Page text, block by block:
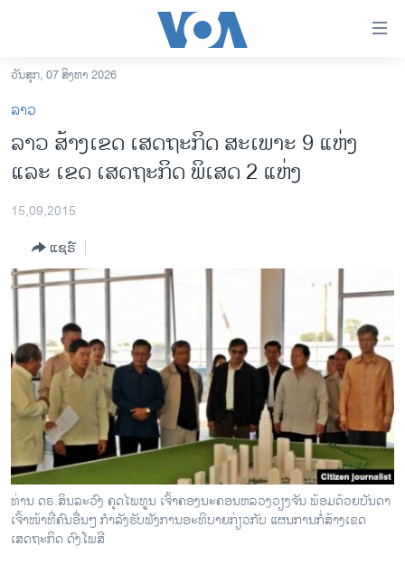
ເຂົ້າ
ຫາ
ຂ້າມ
ຂ້າມ
ຫາ
ຂ່າວ​ຈີນ
ໂລກ
ເອເຊຍ
ອິດສະຫຼະພາບດ້ານການຂ່າວ
ຊີວິດຊາວລາວ
ຊຸມຊົນຊາວລາວ
ວິທະຍາສາດ-ເທັກໂນໂລຈີ
ທຸລະກິດ
ພາສາອັງກິດ
ວີດີໂອ
ສຽງ
ວັນສຸກ, 07 ສິງຫາ 2026
ລາວ
ລາວ ສ້າງເຂດ ເສດຖະກິດ ສະເພາະ 9 ແຫ່ງ
ແລະ ເຂດ ເສດຖະກິດ ພິເສດ 2 ແຫ່ງ
15,09,2015
ແຊຣ໌
ທ່ານ ດຣ.ສິນລະວົງ ຄຸດໄພທູນ ເຈົ້າຄອງນະຄອນຫລວງວຽງຈັນ ພ້ອມດ້ວຍບັນດາ
ເຈົ້າໜ້າທີ່ຄົນອື່ນໆ ກຳລັງຮັບຟັງການອະທິບາຍກ່ຽວກັບ ແຜນການກໍ່ສ້າງເຂດ
ເສດຖະກິດ ດົງໂພສີ